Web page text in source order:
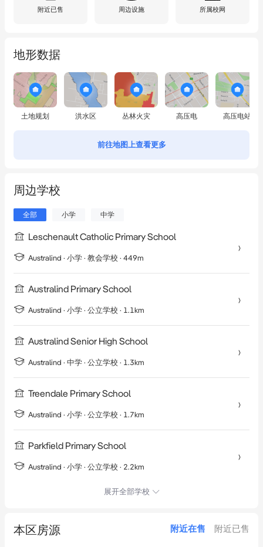
附近已售 周边设施 所属校网
地形数据
土地规划 洪水区 丛林火灾 高压电 高压电站
前往地图上查看更多
周边学校
全部 小学 中学
Leschenault Catholic Primary School
Australind · 小学 · 教会学校 · 449m
Australind Primary School
Australind · 小学 · 公立学校 · 1.1km
Australind Senior High School
Australind · 中学 · 公立学校 · 1.3km
Treendale Primary School
Australind · 小学 · 公立学校 · 1.7km
Parkfield Primary School
Australind · 小学 · 公立学校 · 2.2km
展开全部学校
本区房源 附近在售 附近已售